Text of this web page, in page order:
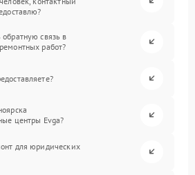
связь в
работ?
центры Evga?
для юридических